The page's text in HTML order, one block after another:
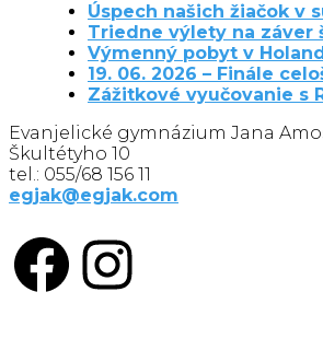
Úspech našich žiačok v
Triedne výlety na záver
Výmenný pobyt v
19. 06. 2026 – Finále
Zážitkové vyučovanie s
Evanjelické gymnázium Jana
Škultétyho 10
tel.: 055/68 156 11
egjak@egjak.com
FacebookInstagram